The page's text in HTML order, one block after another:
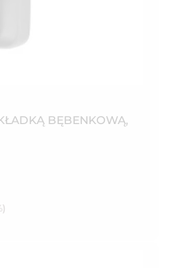
BĘBENKOWĄ,